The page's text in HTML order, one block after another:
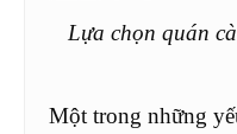
Lựa chọn quán
Một trong những